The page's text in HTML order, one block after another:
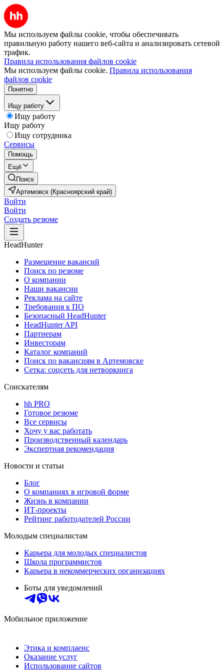
Мы используем файлы cookie, чтобы обеспечивать
правильную работу нашего веб-сайта и анализировать сетевой
трафик.
Правила использования файлов cookie
Мы используем файлы cookie. Правила использования
файлов cookie
Понятно
Ищу работу
Ищу работу
Ищу работу
Ищу сотрудника
Сервисы
Помощь
Ещё
Поиск
Артемовск (Красноярский край)
Войти
Войти
Создать резюме
HeadHunter
Размещение вакансий
Поиск по резюме
О компании
Наши вакансии
Реклама на сайте
Требования к ПО
Безопасный HeadHunter
HeadHunter API
Партнерам
Инвесторам
Каталог компаний
Поиск по вакансиям в Артемовске
Сетка: соцсеть для нетворкинга
Соискателям
hh PRO
Готовое резюме
Все сервисы
Хочу у вас работать
Производственный календарь
Экспертная рекомендация
Новости и статьи
Блог
О компаниях в игровой форме
Жизнь в компании
ИТ-проекты
Рейтинг работодателей России
Молодым специалистам
Карьера для молодых специалистов
Школа программистов
Карьера в некоммерческих организациях
Боты для уведомлений
Мобильное приложение
Этика и комплаенс
Оказание услуг
Использование сайтов